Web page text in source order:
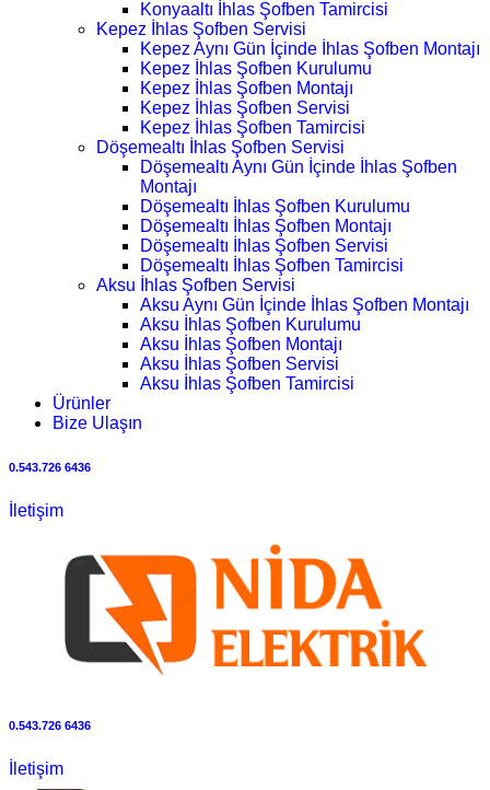
Konyaaltı İhlas Şofben Tamircisi
Kepez İhlas Şofben Servisi
Kepez Aynı Gün İçinde İhlas Şofben Montajı
Kepez İhlas Şofben Kurulumu
Kepez İhlas Şofben Montajı
Kepez İhlas Şofben Servisi
Kepez İhlas Şofben Tamircisi
Döşemealtı İhlas Şofben Servisi
Döşemealtı Aynı Gün İçinde İhlas Şofben
Montajı
Döşemealtı İhlas Şofben Kurulumu
Döşemealtı İhlas Şofben Montajı
Döşemealtı İhlas Şofben Servisi
Döşemealtı İhlas Şofben Tamircisi
Aksu İhlas Şofben Servisi
Aksu Aynı Gün İçinde İhlas Şofben Montajı
Aksu İhlas Şofben Kurulumu
Aksu İhlas Şofben Montajı
Aksu İhlas Şofben Servisi
Aksu İhlas Şofben Tamircisi
Ürünler
Bize Ulaşın
0.543.726 6436
İletişim
0.543.726 6436
İletişim